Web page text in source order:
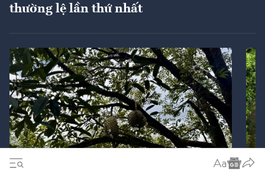
thường lệ lần thứ nhất